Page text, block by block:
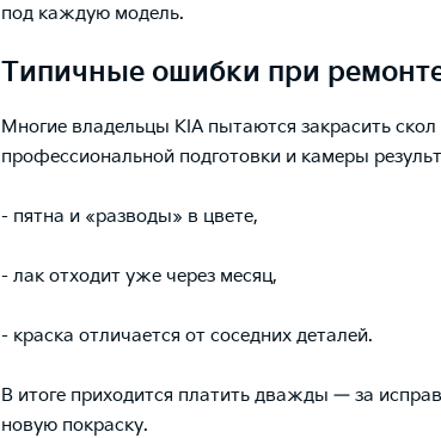
под каждую модель.
Типичные ошибки при
Многие владельцы KIA пытаются закрасить
профессиональной подготовки и камеры
- пятна и «разводы» в цвете,
- лак отходит уже через месяц,
- краска отличается от соседних деталей.
В итоге приходится платить дважды — за
новую покраску.